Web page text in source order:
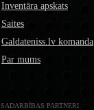
Inventāra apskats
Saites
Galdateniss.lv komanda
Par mums
SADARBĪBAS PARTNERI